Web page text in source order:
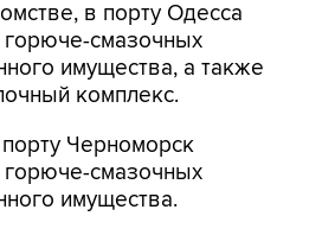
в порту Одесса
смазочных
имущества, а также
комплекс.
Черноморск
смазочных
имущества.